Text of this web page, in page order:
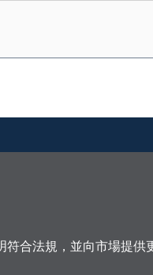
符合法規，並向市場提供